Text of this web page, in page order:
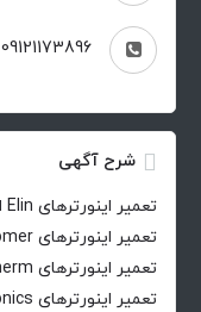
09121173896
شرح آگهی
تعمیر اینورترهای Elin الین
تعمیر اینورترهای Leroy somer لوری سومر
تعمیر اینورترهای Eurotherm یوروترم
تعمیر اینورترهای power electronics پاور الکترونیکس